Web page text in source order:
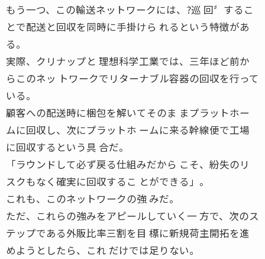
もう一つ、この輸送ネットワークには、?巡 回〞するこ
とで配送と回収を同時に手掛けら れるという特徴があ
る。
実際、クリナップと 理想科学工業では、三年ほど前か
らこのネッ トワークでリターナブル容器の回収を行って
いる。
顧客への配送時に梱包を解いてそのま まプラットホー
ムに回収し、次にプラットホ ームに来る幹線便で工場
に回収するという具 合だ。
「ラウンドして必ず戻る仕組みだから こそ、紛失のリ
スクもなく確実に回収するこ とができる」。
これも、このネットワークの強 みだ。
ただ、これらの強みをアピールしていく一 方で、次のス
テップである外販比率三割を目 標に新規荷主開拓を進
めようとしたら、これ だけでは足りない。